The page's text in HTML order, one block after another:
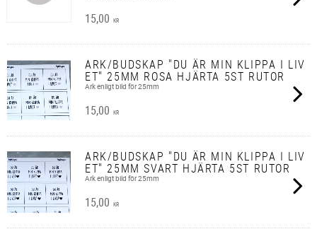
15,00 KR
ARK/BUDSKAP "DU ÄR MIN KLIPPA I LIV
ET" 25MM ROSA HJÄRTA 5ST RUTOR
Ark enligt bild för 25mm
15,00 KR
ARK/BUDSKAP "DU ÄR MIN KLIPPA I LIV
ET" 25MM SVART HJÄRTA 5ST RUTOR
Ark enligt bild för 25mm
15,00 KR